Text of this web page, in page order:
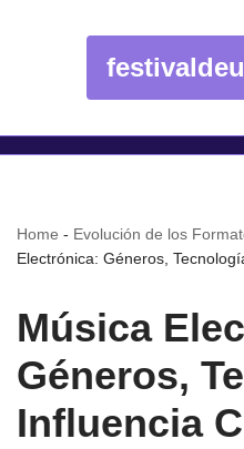
Home - Evolución de los
Electrónica: Géneros,
Música
Géneros,
Influencia